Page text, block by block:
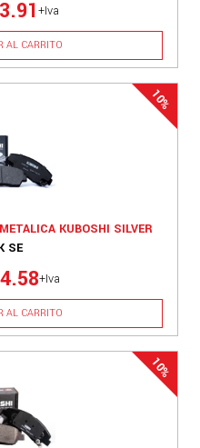
+Iva
AL CARRITO
KUBOSHI SILVER
SE
+Iva
AL CARRITO